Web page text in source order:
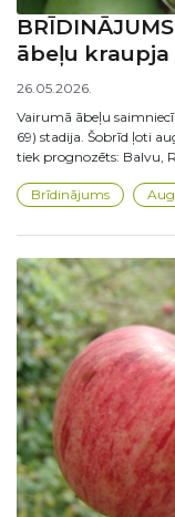
ābeļu
26.05.2026.
Vairumā ābeļu
69) stadija. Šobrīd ļoti
tiek prognozēts: Balvu,
Brīdinājums